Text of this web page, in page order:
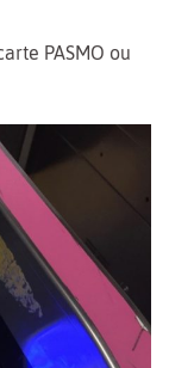
PASMO ou